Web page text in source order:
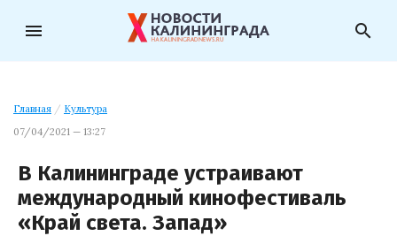
menu search
Главная / Культура
07/04/2021 — 13:27
В Калининграде устраивают
международный кинофестиваль
«Край света. Запад»